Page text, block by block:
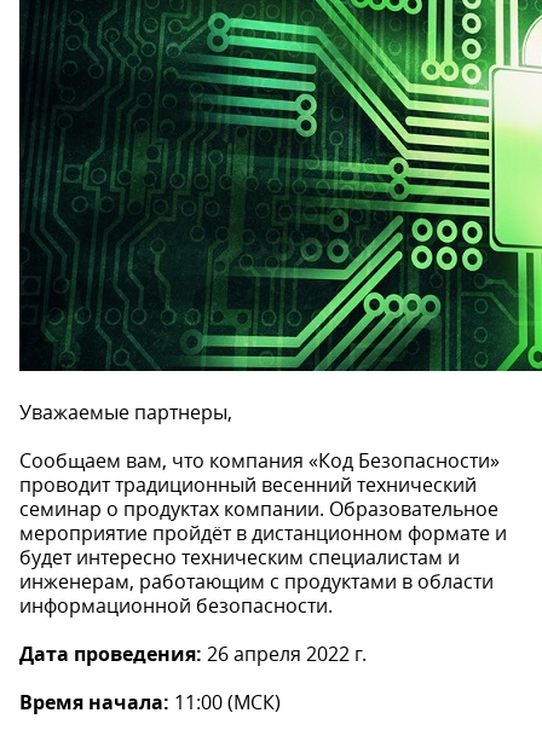
Уважаемые партнеры,
Сообщаем вам, что компания «Код Безопасности»
проводит традиционный весенний технический
семинар о продуктах компании. Образовательное
мероприятие пройдёт в дистанционном формате и
будет интересно техническим специалистам и
инженерам, работающим с продуктами в области
информационной безопасности.
Дата проведения: 26 апреля 2022 г.
Время начала: 11:00 (МСК)